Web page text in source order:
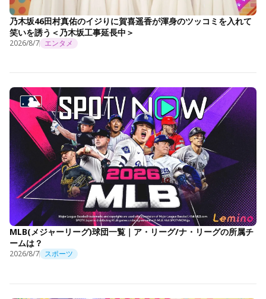
乃木坂46田村真佑のイジりに賀喜遥香が渾身のツッコミを入れて
笑いを誘う＜乃木坂工事延長中＞
2026/8/7 エンタメ
MLB(メジャーリーグ)球団一覧｜ア・リーグ/ナ・リーグの所属チ
ームは？
2026/8/7 スポーツ